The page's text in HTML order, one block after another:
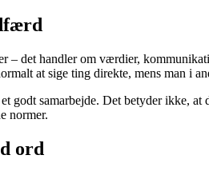
– det handler om værdier,
at sige ting direkte, mens man i
godt samarbejde. Det betyder ikke,
normer.
ord